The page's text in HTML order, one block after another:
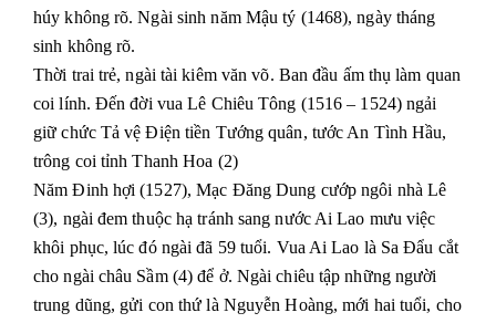
húy không rõ. Ngài sinh năm Mậu tý (1468), ngày tháng
sinh không rõ.
Thời trai trẻ, ngài tài kiêm văn võ. Ban đầu ấm thụ làm quan
coi lính. Đến đời vua Lê Chiêu Tông (1516 – 1524) ngải
giữ chức Tả vệ Điện tiền Tướng quân, tước An Tình Hầu,
trông coi tỉnh Thanh Hoa (2)
Năm Đinh hợi (1527), Mạc Đăng Dung cướp ngôi nhà Lê
(3), ngài đem thuộc hạ tránh sang nước Ai Lao mưu việc
khôi phục, lúc đó ngài đã 59 tuổi. Vua Ai Lao là Sa Đẩu cắt
cho ngài châu Sầm (4) để ở. Ngài chiêu tập những người
trung dũng, gửi con thứ là Nguyễn Hoàng, mới hai tuổi, cho